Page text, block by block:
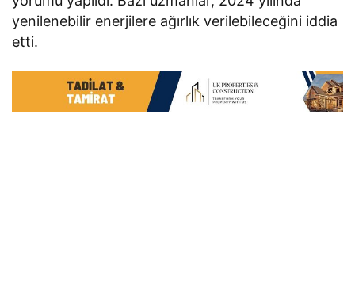
yenilenebilir enerjilere ağırlık verilebileceğini iddia
etti.